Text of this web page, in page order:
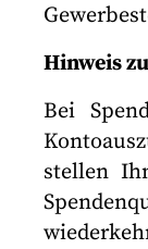
Hinweis
Bei
stellen